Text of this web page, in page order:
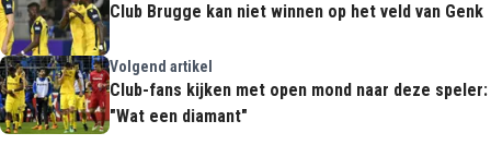
Club Brugge kan niet winnen op het veld van Genk
Volgend artikel
Club-fans kijken met open mond naar deze speler:
"Wat een diamant"